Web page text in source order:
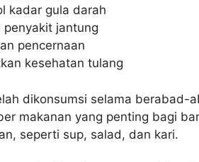
kadar gula darah
penyakit jantung
pencernaan
kesehatan tulang
dikonsumsi selama berabad-
makanan yang penting bagi
seperti sup, salad, dan kari.